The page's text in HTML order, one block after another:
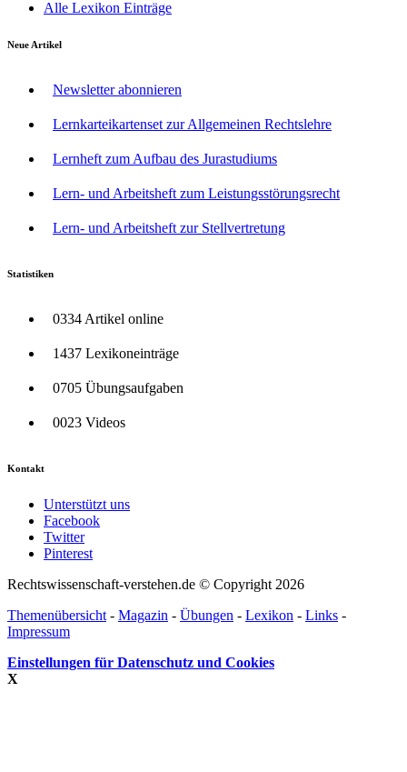
Alle Lexikon Einträge
Neue Artikel
Newsletter abonnieren
Lernkarteikartenset zur Allgemeinen Rechtslehre
Lernheft zum Aufbau des Jurastudiums
Lern- und Arbeitsheft zum Leistungsstörungsrecht
Lern- und Arbeitsheft zur Stellvertretung
Statistiken
0334 Artikel online
1437 Lexikoneinträge
0705 Übungsaufgaben
0023 Videos
Kontakt
Unterstützt uns
Facebook
Twitter
Pinterest
Rechtswissenschaft-verstehen.de © Copyright 2026
Themenübersicht - Magazin - Übungen - Lexikon - Links -
Impressum
Einstellungen für Datenschutz und Cookies
X